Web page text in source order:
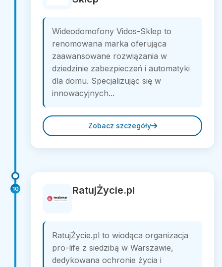
Wideodomofony Vidos-Sklep to
renomowana marka oferująca
zaawansowane rozwiązania w
dziedzinie zabezpieczeń i automatyki
dla domu. Specjalizując się w
innowacyjnych...
Zobacz szczegóły
10 RatujŻycie.pl
RatujŻycie.pl to wiodąca organizacja
pro-life z siedzibą w Warszawie,
dedykowana ochronie życia i